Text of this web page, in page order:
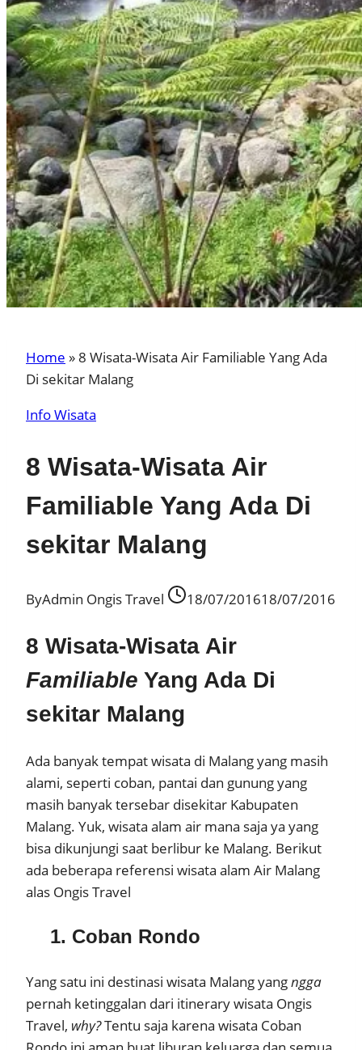
Home » 8 Wisata-Wisata Air Familiable Yang Ada
Di sekitar Malang
Info Wisata
8 Wisata-Wisata Air
Familiable Yang Ada Di
sekitar Malang
ByAdmin Ongis Travel 18/07/201618/07/2016
8 Wisata-Wisata Air
Familiable Yang Ada Di
sekitar Malang
Ada banyak tempat wisata di Malang yang masih
alami, seperti coban, pantai dan gunung yang
masih banyak tersebar disekitar Kabupaten
Malang. Yuk, wisata alam air mana saja ya yang
bisa dikunjungi saat berlibur ke Malang. Berikut
ada beberapa referensi wisata alam Air Malang
alas Ongis Travel
1. Coban Rondo
Yang satu ini destinasi wisata Malang yangngga
pernah ketinggalan dari itinerary wisata Ongis
Travel, why?Tentu saja karena wisata Coban